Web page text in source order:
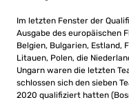
Im letzten Fenster der
Ausgabe des europäischen
Belgien, Bulgarien, Estland,
Litauen, Polen, die
Ungarn waren die letzten
schlossen sich den sieben
2020 qualifiziert hatten